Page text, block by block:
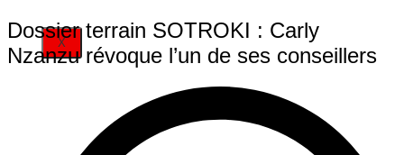
X
Dossier terrain SOTROKI : Carly
Nzanzu révoque l’un de ses conseillers